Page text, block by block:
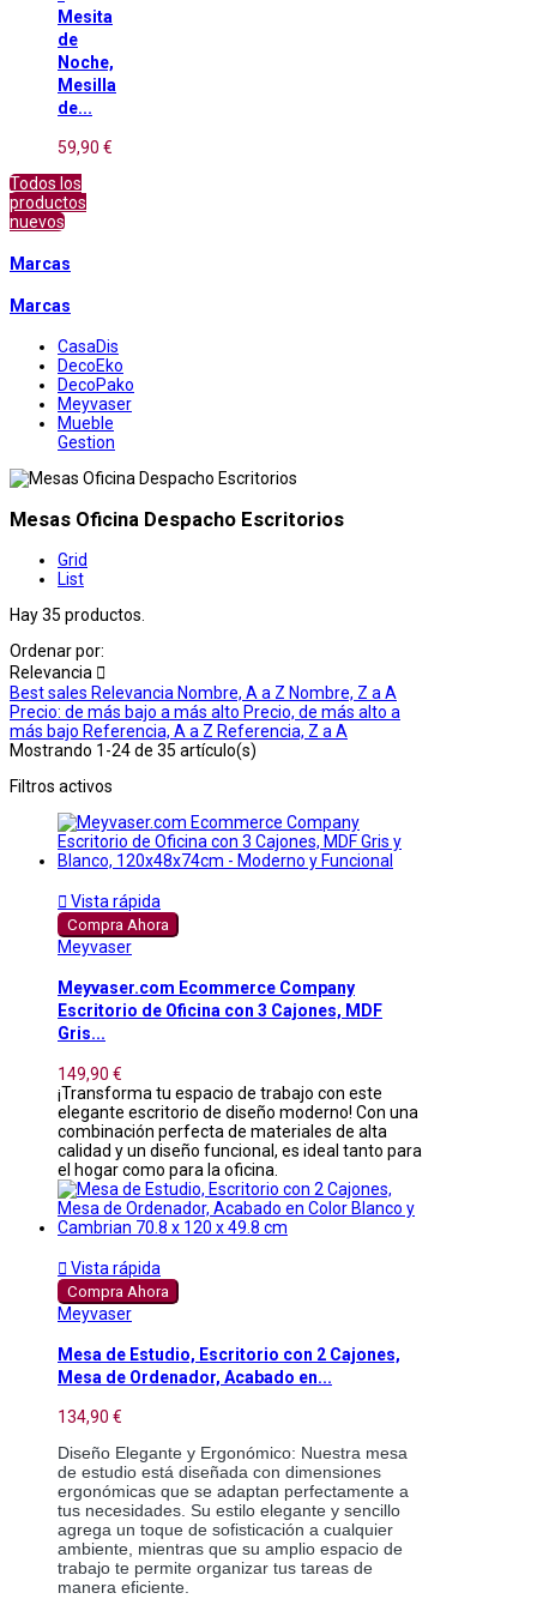
Mesita
de
Noche,
Mesilla
de...
59,90 €
Todos los
productos
nuevos
Marcas
Marcas
CasaDis
DecoEko
DecoPako
Meyvaser
Mueble
Gestion
Mesas Oficina Despacho Escritorios
Grid
List
Hay 35 productos.
Ordenar por:
Relevancia 
Best sales Relevancia Nombre, A a Z Nombre, Z a A
Precio: de más bajo a más alto Precio, de más alto a
más bajo Referencia, A a Z Referencia, Z a A
Mostrando 1-24 de 35 artículo(s)
Filtros activos
 Vista rápida
Compra Ahora
Meyvaser
Meyvaser.com Ecommerce Company
Escritorio de Oficina con 3 Cajones, MDF
Gris...
149,90 €
¡Transforma tu espacio de trabajo con este
elegante escritorio de diseño moderno! Con una
combinación perfecta de materiales de alta
calidad y un diseño funcional, es ideal tanto para
el hogar como para la oficina.
 Vista rápida
Compra Ahora
Meyvaser
Mesa de Estudio, Escritorio con 2 Cajones,
Mesa de Ordenador, Acabado en...
134,90 €
Diseño Elegante y Ergonómico: Nuestra mesa
de estudio está diseñada con dimensiones
ergonómicas que se adaptan perfectamente a
tus necesidades. Su estilo elegante y sencillo
agrega un toque de sofisticación a cualquier
ambiente, mientras que su amplio espacio de
trabajo te permite organizar tus tareas de
manera eficiente.